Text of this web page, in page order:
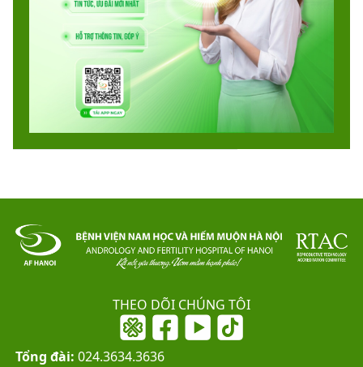
THEO DÕI CHÚNG TÔI
Tổng đài: 024.3634.3636